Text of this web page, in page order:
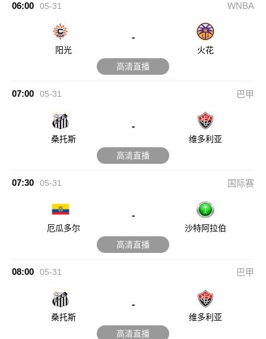
06:00 05-31 WNBA
阳光
-
火花
高清直播
07:00 05-31 巴甲
桑托斯
-
维多利亚
高清直播
07:30 05-31 国际赛
厄瓜多尔
-
沙特阿拉伯
高清直播
08:00 05-31 巴甲
桑托斯
-
维多利亚
高清直播